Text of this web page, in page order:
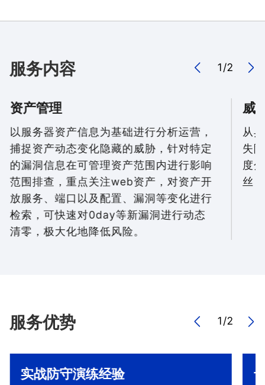
服务内容 1/2
资产管理
以服务器资产信息为基础进行分析运营，
捕捉资产动态变化隐藏的威胁，针对特定
的漏洞信息在可管理资产范围内进行影响
范围排查，重点关注web资产，对资产开
放服务、端口以及配置、漏洞等变化进行
检索，可快速对0day等新漏洞进行动态
清零，极大化地降低风险。
威
从
失
度
丝
服务优势 1/2
实战防守演练经验